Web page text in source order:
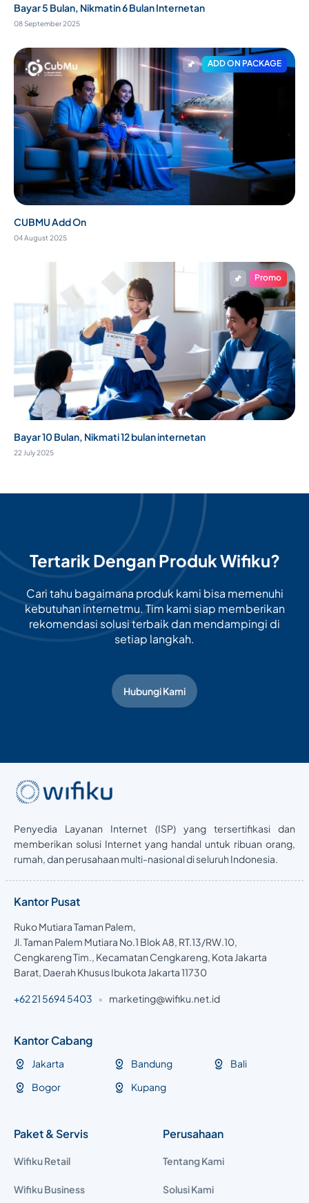
Bayar 5 Bulan, Nikmatin 6 Bulan Internetan
08 September 2025
ADD ON PACKAGE
CUBMU Add On
04 August 2025
Promo
Bayar 10 Bulan, Nikmati 12 bulan internetan
22 July 2025
Tertarik Dengan Produk Wifiku?
Cari tahu bagaimana produk kami bisa memenuhi
kebutuhan internetmu. Tim kami siap memberikan
rekomendasi solusi terbaik dan mendampingi di
setiap langkah.
Hubungi Kami
Penyedia Layanan Internet (ISP) yang tersertifikasi dan
memberikan solusi Internet yang handal untuk ribuan orang,
rumah, dan perusahaan multi-nasional di seluruh Indonesia.
Kantor Pusat
Ruko Mutiara Taman Palem,
Jl. Taman Palem Mutiara No.1 Blok A8, RT.13/RW.10,
Cengkareng Tim., Kecamatan Cengkareng, Kota Jakarta
Barat, Daerah Khusus Ibukota Jakarta 11730
+62 21 5694 5403 • marketing@wifiku.net.id
Kantor Cabang
Jakarta
Bogor
Bandung
Kupang
Bali
Paket & Servis
Wifiku Retail
Wifiku Business
Perusahaan
Tentang Kami
Solusi Kami